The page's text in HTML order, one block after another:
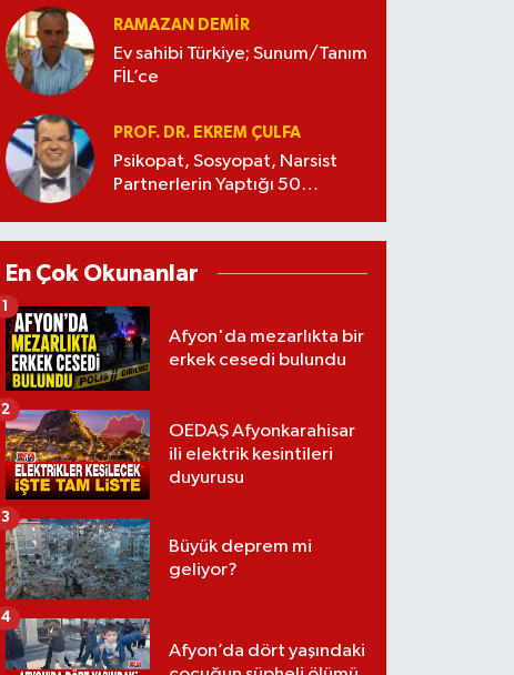
RAMAZAN DEMİR
Ev sahibi Türkiye; Sunum/Tanım
FİL’ce
PROF. DR. EKREM ÇULFA
Psikopat, Sosyopat, Narsist
Partnerlerin Yaptığı 50
En Çok Okunanlar
Afyon'da mezarlıkta bir
erkek cesedi bulundu
1
OEDAŞ Afyonkarahisar
ili elektrik kesintileri
duyurusu
2
Büyük deprem mi
geliyor?
3
Afyon’da dört yaşındaki
4